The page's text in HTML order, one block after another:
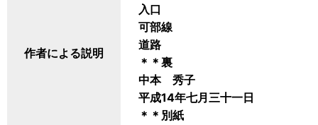
作者による説明
入口
可部線
道路
＊＊裏
中本 秀子
平成14年七月三十一日
＊＊別紙